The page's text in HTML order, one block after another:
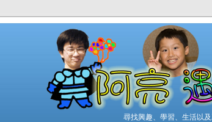
尋找興趣、學習、生活以